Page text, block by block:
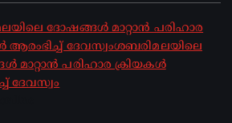
ദോഷങ്ങൾ മാറ്റാൻ പരിഹാര
ആരംഭിച്ച് ദേവസ്വംശബരിമലയിലെ
മാറ്റാൻ പരിഹാര ക്രിയകൾ
ദേവസ്വം